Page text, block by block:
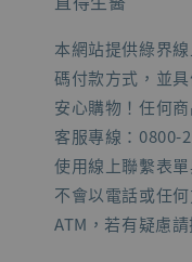
本網站提供綠界
碼付款方式，並
安心購物！任何
客服專線：0800-
使用線上聯繫表
不會以電話或任
ATM，若有疑慮